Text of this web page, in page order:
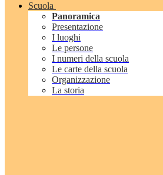
Scuola
Panoramica
Presentazione
I luoghi
Le persone
I numeri della scuola
Le carte della scuola
Organizzazione
La storia